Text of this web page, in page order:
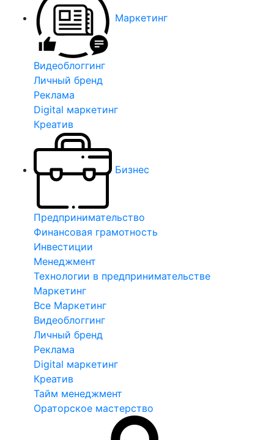
Маркетинг
Видеоблоггинг
Личный бренд
Реклама
Digital маркетинг
Креатив
Бизнес
Предпринимательство
Финансовая грамотность
Инвестиции
Менеджмент
Технологии в предпринимательстве
Маркетинг
Все Маркетинг
Видеоблоггинг
Личный бренд
Реклама
Digital маркетинг
Креатив
Тайм менеджмент
Ораторское мастерство